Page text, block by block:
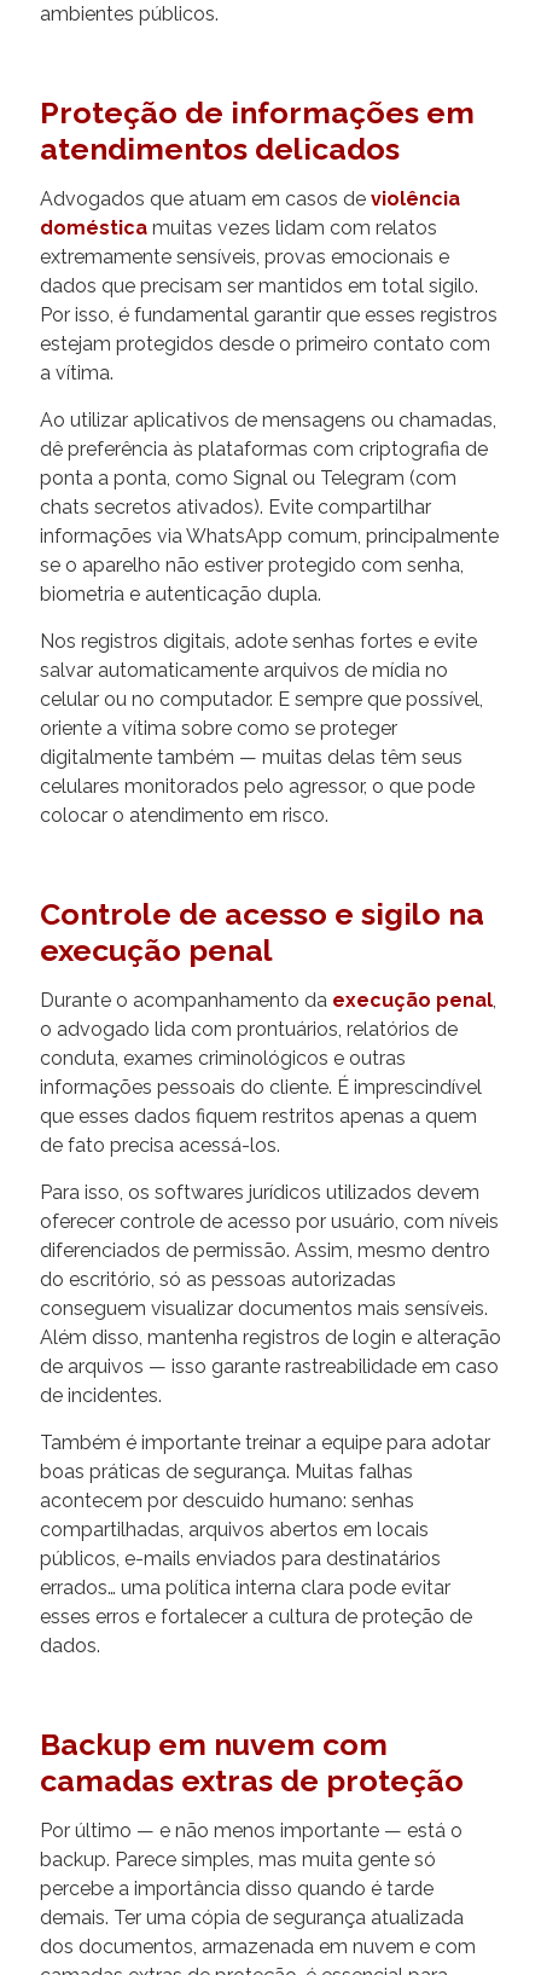
ambientes públicos.
Proteção de informações em
atendimentos delicados
Advogados que atuam em casos de violência
doméstica muitas vezes lidam com relatos
extremamente sensíveis, provas emocionais e
dados que precisam ser mantidos em total sigilo.
Por isso, é fundamental garantir que esses registros
estejam protegidos desde o primeiro contato com
a vítima.
Ao utilizar aplicativos de mensagens ou chamadas,
dê preferência às plataformas com criptografia de
ponta a ponta, como Signal ou Telegram (com
chats secretos ativados). Evite compartilhar
informações via WhatsApp comum, principalmente
se o aparelho não estiver protegido com senha,
biometria e autenticação dupla.
Nos registros digitais, adote senhas fortes e evite
salvar automaticamente arquivos de mídia no
celular ou no computador. E sempre que possível,
oriente a vítima sobre como se proteger
digitalmente também — muitas delas têm seus
celulares monitorados pelo agressor, o que pode
colocar o atendimento em risco.
Controle de acesso e sigilo na
execução penal
Durante o acompanhamento da execução penal,
o advogado lida com prontuários, relatórios de
conduta, exames criminológicos e outras
informações pessoais do cliente. É imprescindível
que esses dados fiquem restritos apenas a quem
de fato precisa acessá-los.
Para isso, os softwares jurídicos utilizados devem
oferecer controle de acesso por usuário, com níveis
diferenciados de permissão. Assim, mesmo dentro
do escritório, só as pessoas autorizadas
conseguem visualizar documentos mais sensíveis.
Além disso, mantenha registros de login e alteração
de arquivos — isso garante rastreabilidade em caso
de incidentes.
Também é importante treinar a equipe para adotar
boas práticas de segurança. Muitas falhas
acontecem por descuido humano: senhas
compartilhadas, arquivos abertos em locais
públicos, e-mails enviados para destinatários
errados… uma política interna clara pode evitar
esses erros e fortalecer a cultura de proteção de
dados.
Backup em nuvem com
camadas extras de proteção
Por último — e não menos importante — está o
backup. Parece simples, mas muita gente só
percebe a importância disso quando é tarde
demais. Ter uma cópia de segurança atualizada
dos documentos, armazenada em nuvem e com